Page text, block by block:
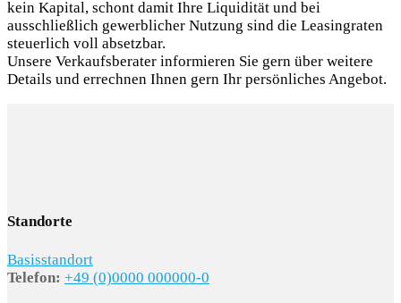
kein Kapital, schont damit Ihre Liquidität und bei
ausschließlich gewerblicher Nutzung sind die Leasingraten
steuerlich voll absetzbar.
Unsere Verkaufsberater informieren Sie gern über weitere
Details und errechnen Ihnen gern Ihr persönliches Angebot.
Standorte
Basisstandort
Telefon: +49 (0)0000 000000-0